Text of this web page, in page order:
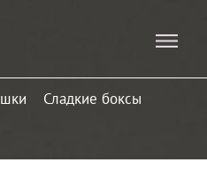
Сладкие боксы